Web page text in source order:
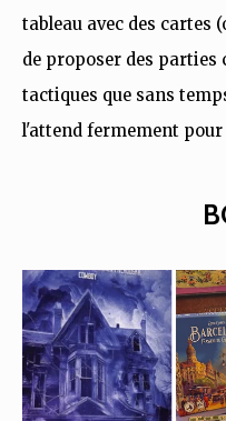
tableau avec des cartes
de proposer des parties
tactiques que sans
l'attend fermement pour